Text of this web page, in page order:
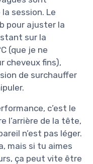
session. Le
pour ajuster la
sur la
(que je ne
cheveux fins),
de surchauffer
c’est le
l’arrière de la tête,
n’est pas léger.
mais si tu aimes
ça peut vite être